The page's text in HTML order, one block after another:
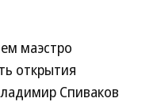
маэстро
открытия
Спиваков